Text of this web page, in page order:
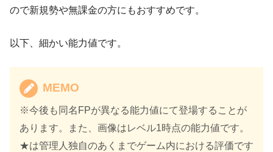
ので新規勢や無課金の方にもおすすめです。
以下、細かい能力値です。
MEMO
※今後も同名FPが異なる能力値にて登場することが
あります。また、画像はレベル1時点の能力値です。
★は管理人独自のあくまでゲーム内における評価です